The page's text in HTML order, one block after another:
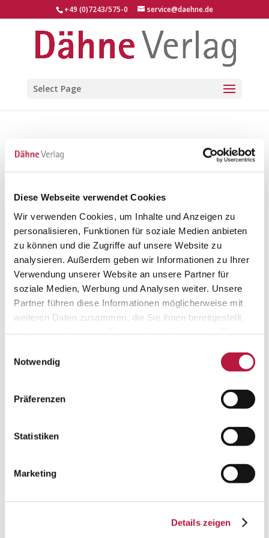
Diese Webseite verwendet Cookies
Wir verwenden Cookies, um Inhalte und Anzeigen zu
personalisieren, Funktionen für soziale Medien anbieten
zu können und die Zugriffe auf unsere Website zu
analysieren. Außerdem geben wir Informationen zu Ihrer
Verwendung unserer Website an unsere Partner für
soziale Medien, Werbung und Analysen weiter. Unsere
Partner führen diese Informationen möglicherweise mit
weiteren Daten zusammen, die Sie ihnen bereitgestellt
Cookies, wenn Sie unsere Webseite weiterhin nutzen.
Notwendig
Präferenzen
Statistiken
Marketing
Details zeigen
+49 (0)7243/575-0 service@daehne.de
Select Page